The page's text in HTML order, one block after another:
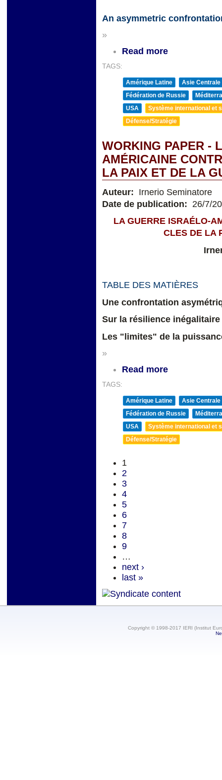
An asymmetric
»
Read more
TAGS:
Amérique Latine
Asie Centrale
Fédération de Russie
USA
Système international et
Défense/Stratégie
WORKING PAPER -
AMÉRICAINE
LA PAIX ET DE LA
Auteur: Irnerio Seminatore
Date de publication: 26/7/
LA GUERRE ISRAÉLO-
CLES DE LA
TABLE DES MATIÈRES
Une confrontation
Sur la résilience inégalitaire
Les "limites" de la
»
Read more
TAGS:
Amérique Latine
Asie Centrale
Fédération de Russie
USA
Système international et
Défense/Stratégie
1
2
3
4
5
6
7
8
9
…
next ›
last »
Copyright © 1998-2017 IERI (Institut